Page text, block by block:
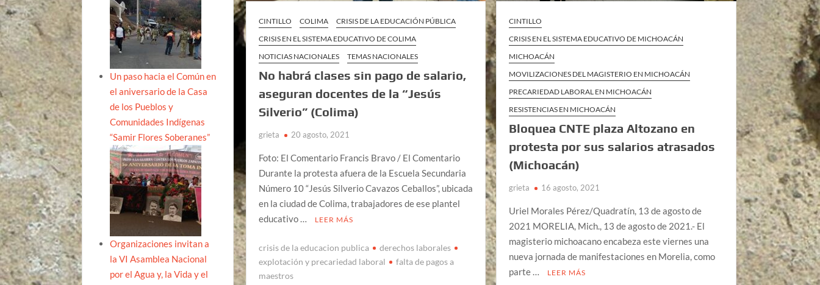
CINTILLO COLIMA
CRISIS DE LA EDUCACIÓN PÚBLICA
CRISIS EN EL SISTEMA EDUCATIVO DE COLIMA
NOTICIAS NACIONALES
TEMAS NACIONALES
No habrá clases sin pago de salario,
aseguran docentes de la “Jesús
Silverio” (Colima)
grieta 20 agosto, 2021
Foto: El Comentario Francis Bravo / El Comentario
Durante la protesta afuera de la Escuela Secundaria
Número 10 “Jesús Silverio Cavazos Ceballos”, ubicada
en la ciudad de Colima, trabajadores de ese plantel
educativo …
LEER MÁS
crisis de la educacion publica
derechos laborales
explotación y precariedad laboral
falta de pagos a
maestros
CINTILLO
CRISIS EN EL SISTEMA EDUCATIVO DE MICHOACÁN
MICHOACÁN
MOVILIZACIONES DEL MAGISTERIO EN MICHOACÁN
PRECARIEDAD LABORAL EN MICHOACÁN
RESISTENCIAS EN MICHOACÁN
Bloquea CNTE plaza Altozano en
protesta por sus salarios atrasados
(Michoacán)
grieta 16 agosto, 2021
Uriel Morales Pérez/Quadratín, 13 de agosto de
2021 MORELIA, Mich., 13 de agosto de 2021.- El
magisterio michoacano encabeza este viernes una
nueva jornada de manifestaciones en Morelia, como
parte …
LEER MÁS
Un paso hacia el Común en
el aniversario de la Casa
de los Pueblos y
Comunidades Indígenas
“Samir Flores Soberanes”
Organizaciones invitan a
la VI Asamblea Nacional
por el Agua y, la Vida y el